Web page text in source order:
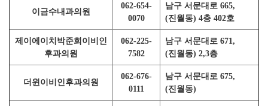
이금수내과의원
062-654-
0070
남구 서문대로 665,
(진월동) 4층 402호
제이에이치박준희이비인
후과의원
062-225-
7582
남구 서문대로 671,
(진월동) 2,3층
더윈이비인후과의원
062-676-
0111
남구 서문대로 675,
(진월동)